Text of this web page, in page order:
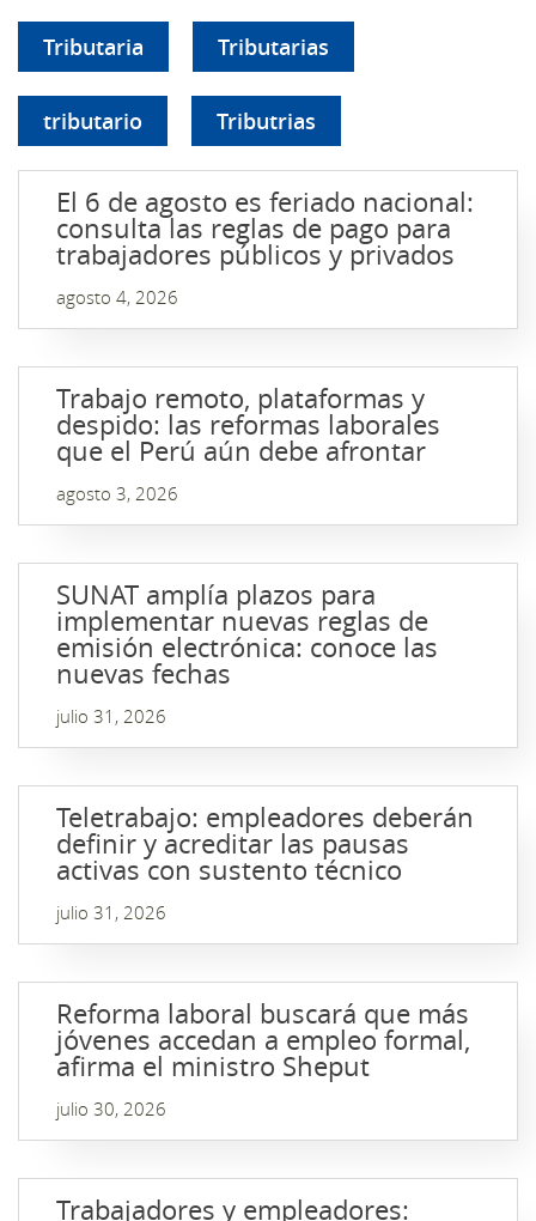
Tributaria Tributarias
tributario Tributrias
El 6 de agosto es feriado nacional:
consulta las reglas de pago para
trabajadores públicos y privados
agosto 4, 2026
Trabajo remoto, plataformas y
despido: las reformas laborales
que el Perú aún debe afrontar
agosto 3, 2026
SUNAT amplía plazos para
implementar nuevas reglas de
emisión electrónica: conoce las
nuevas fechas
julio 31, 2026
Teletrabajo: empleadores deberán
definir y acreditar las pausas
activas con sustento técnico
julio 31, 2026
Reforma laboral buscará que más
jóvenes accedan a empleo formal,
afirma el ministro Sheput
julio 30, 2026
Trabajadores y empleadores: